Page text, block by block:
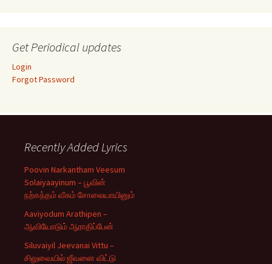
Get Periodical updates
Login
Forgot Password
Recently Added Lyrics
Poovin Narkantham Veesum
Solaiyaayinum – பூவின்
நற்கந்தம் வீசும் சோலையாயினும்
Aaviyodum Arathipen –
ஆவியோடும் ஆராதிப்பேன்
Siluvaiyil Jeevanai Vittu –
சிலுவையில் ஜீவனை விட்டு